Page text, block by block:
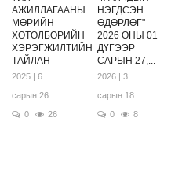
АЖИЛЛАГААНЫ
МӨРИЙН
ХӨТӨЛБӨРИЙН
ХЭРЭГЖИЛТИЙН
ТАЙЛАН
2025 | 6
сарын 26
0
26
НЭГДСЭН
ӨДӨРЛӨГ"
2026 ОНЫ 01
ДҮГЭЭР
САРЫН 27,...
2026 | 3
сарын 18
0
8